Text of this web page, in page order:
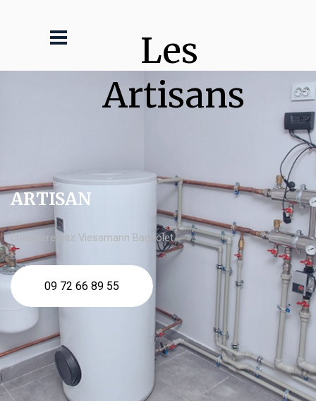
Les
Artisans
ARTISAN
chaudière gaz Viessmann Bagnolet
09 72 66 89 55